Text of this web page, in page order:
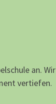
an. Wir
vertiefen.